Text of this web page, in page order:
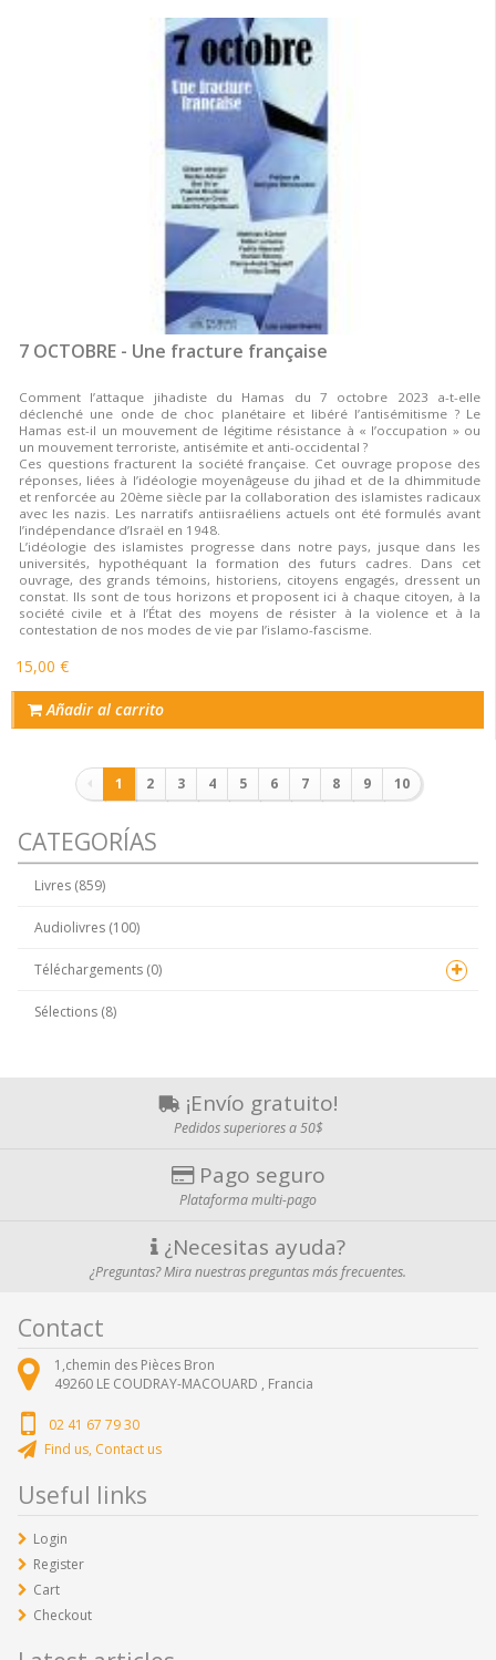
7 OCTOBRE - Une fracture française
Comment l’attaque jihadiste du Hamas du 7 octobre 2023 a-t-elle
déclenché une onde de choc planétaire et libéré l’antisémitisme ? Le
Hamas est-il un mouvement de légitime résistance à « l’occupation » ou
un mouvement terroriste, antisémite et anti-occidental ?
Ces questions fracturent la société française. Cet ouvrage propose des
réponses, liées à l’idéologie moyenâgeuse du jihad et de la dhimmitude
et renforcée au 20ème siècle par la collaboration des islamistes radicaux
avec les nazis. Les narratifs antiisraéliens actuels ont été formulés avant
l’indépendance d’Israël en 1948.
L’idéologie des islamistes progresse dans notre pays, jusque dans les
universités, hypothéquant la formation des futurs cadres. Dans cet
ouvrage, des grands témoins, historiens, citoyens engagés, dressent un
constat. Ils sont de tous horizons et proposent ici à chaque citoyen, à la
société civile et à l’État des moyens de résister à la violence et à la
contestation de nos modes de vie par l’islamo-fascisme.
15,00 €
Añadir al carrito
Paginación
1 2 3 4 5 6 7 8 9 10
CATEGORÍAS
Livres (859)
Audiolivres (100)
Téléchargements (0)
Sélections (8)
¡Envío gratuito!
Pedidos superiores a 50$
Pago seguro
Plataforma multi-pago
¿Necesitas ayuda?
¿Preguntas? Mira nuestras preguntas más frecuentes.
Contact
1,chemin des Pièces Bron
49260 LE COUDRAY-MACOUARD , Francia
02 41 67 79 30
Find us, Contact us
Useful links
Login
Register
Cart
Checkout